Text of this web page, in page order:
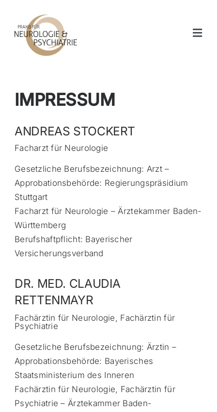
Inhalt
springen
SERVICE
PRÄVENTION
IMPRESSUM
ANDREAS STOCKERT
Facharzt für Neurologie
Gesetzliche Berufsbezeichnung: Arzt –
Approbationsbehörde: Regierungspräsidium
Stuttgart
Facharzt für Neurologie – Ärztekammer Baden-
Württemberg
Berufshaftpflicht: Bayerischer
Versicherungsverband
DR. MED. CLAUDIA
RETTENMAYR
Fachärztin für Neurologie, Fachärztin für
Psychiatrie
Gesetzliche Berufsbezeichnung: Ärztin –
Approbationsbehörde: Bayerisches
Staatsministerium des Inneren
Fachärztin für Neurologie, Fachärztin für
Psychiatrie – Ärztekammer Baden-